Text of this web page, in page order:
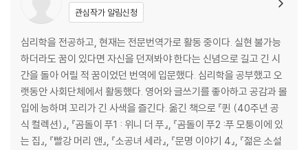
관심작가 알림신청
심리학을 전공하고, 현재는 전문번역가로 활동 중이다. 실현 불가능
하더라도 꿈이 있다면 자신을 던져봐야 한다는 신념으로 길고 긴 시
간을 돌아 어릴 적 꿈이었던 번역에 입문했다. 심리학을 공부했고 오
랫동안 사회단체에서 활동했다. 영어와 글쓰기를 좋아하고 공감과 몰
입에 능하며 꼬리가 긴 사색을 즐긴다. 옮긴 책으로 『퀸 (40주년 공
식 컬렉션)』, 『곰돌이 푸1 : 위니 더 푸』, 『곰돌이 푸2 :푸 모퉁이에 있
는 집』, 『빨강 머리 앤』, 『소공녀 세라』, 『문명 이야기 4』, 『젊은 소설